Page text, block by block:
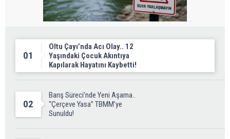
01
Oltu Çayı’nda Acı Olay.. 12
Yaşındaki Çocuk Akıntıya
Kapılarak Hayatını Kaybetti!
02
Barış Süreci’nde Yeni Aşama..
“Çerçeve Yasa” TBMM’ye
Sunuldu!